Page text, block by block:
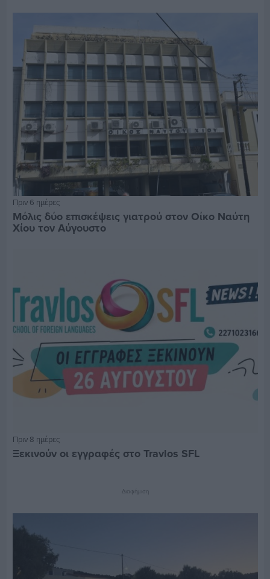
Πριν 6 ημέρες
Μόλις δύο επισκέψεις γιατρού στον Οίκο Ναύτη
Χίου τον Αύγουστο
Πριν 8 ημέρες
Ξεκινούν οι εγγραφές στο Travlos SFL
Διαφήμιση